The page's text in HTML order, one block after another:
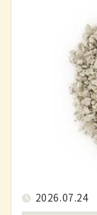
2026.07.24